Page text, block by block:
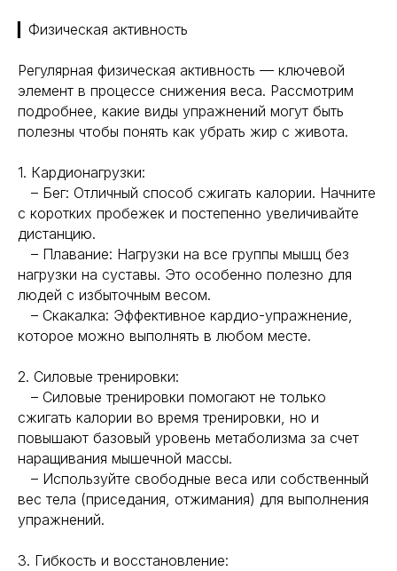
▎Физическая активность
Регулярная физическая активность — ключевой
элемент в процессе снижения веса. Рассмотрим
подробнее, какие виды упражнений могут быть
полезны чтобы понять как убрать жир с живота.
1. Кардионагрузки:
– Бег: Отличный способ сжигать калории. Начните
с коротких пробежек и постепенно увеличивайте
дистанцию.
– Плавание: Нагрузки на все группы мышц без
нагрузки на суставы. Это особенно полезно для
людей с избыточным весом.
– Скакалка: Эффективное кардио-упражнение,
которое можно выполнять в любом месте.
2. Силовые тренировки:
– Силовые тренировки помогают не только
сжигать калории во время тренировки, но и
повышают базовый уровень метаболизма за счет
наращивания мышечной массы.
– Используйте свободные веса или собственный
вес тела (приседания, отжимания) для выполнения
упражнений.
3. Гибкость и восстановление: